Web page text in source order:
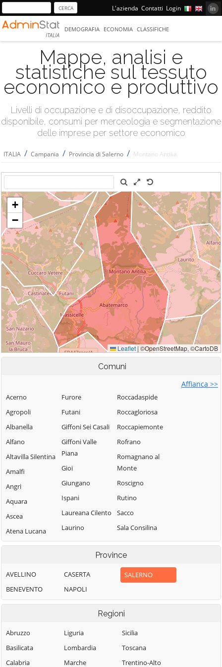
L'azienda Contatti Login
ITALIA
DEMOGRAFIA ECONOMIA CLASSIFICHE
Mappe, analisi e
statistiche sul tessuto
economico e produttivo
Livelli di occupazione e di disoccupazione, reddito
disponibile, consumi per merceologia e segmentazione
delle imprese per settore economico
ITALIA / Campania / Provincia di Salerno / Montano Antilia
Comuni
Affianca >>
Acerno
Agropoli
Albanella
Alfano
Altavilla Silentina
Amalfi
Angri
Aquara
Ascea
Atena Lucana
Atrani
Baronissi
Battipaglia
Bellizzi
Bracigliano
Buccino
Buonabitacolo
Furore
Futani
Giffoni Sei Casali
Giffoni Valle
Piana
Gioi
Giungano
Ispani
Laureana Cilento
Laurino
Laurito
Lustra
Magliano Vetere
Maiori
Mercato San
Severino
Minori
Moio della
Roccadaspide
Roccagloriosa
Roccapiemonte
Rofrano
Romagnano al
Monte
Roscigno
Rutino
Sacco
Sala Consilina
Salento
Salerno
Salvitelle
Picentino
San Giovanni a
Magno
Province
AVELLINO
BENEVENTO
CASERTA
NAPOLI
SALERNO
Regioni
Abruzzo
Basilicata
Calabria
Liguria
Lombardia
Marche
Sicilia
Toscana
Trentino-Alto